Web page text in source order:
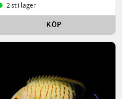
2 st i lager
KÖP